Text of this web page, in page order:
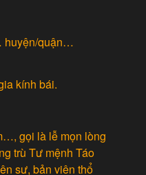
huyện/quận…
kính bái.
gọi là lễ mọn lòng
trù Tư mệnh Táo
sư, bản viên thổ